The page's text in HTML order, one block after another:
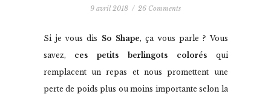
9 avril 2018 / 26 Comments
Si je vous dis So Shape, ça vous parle ? Vous
savez, ces petits berlingots colorésqui
remplacent un repas et nous promettent une
perte de poids plus ou moins importante selon la